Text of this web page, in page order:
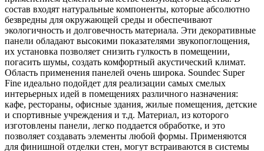
состав входят натуральные компоненты, которые абсолютно
безвредны для окружающей среды и обеспечивают
экологичность и долговечность материала. Эти декоративные
панели обладают высокими показателями звукопоглощения,
их установка позволяет снизить гулкость в помещении,
погасить шумы, создать комфортный акустический климат.
Область применения панелей очень широка. Soundec Super
Fine идеально подойдет для реализации самых смелых
интерьерных идей в помещениях различного назначения:
кафе, рестораны, офисные здания, жилые помещения, детские
и спортивные учреждения и т.д. Материал, из которого
изготовлены панели, легко поддается обработке, и это
позволяет создавать элементы любой формы. Применяются
для финишной отделки стен, могут встраиваются в системы